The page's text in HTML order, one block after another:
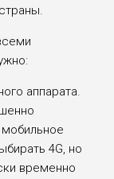
аппарата.
4G, но
временно